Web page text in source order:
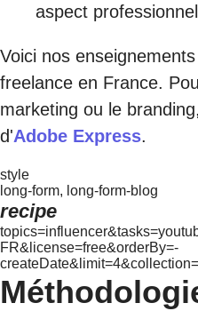
aspect
Voici nos
freelance en France.
marketing ou le
d'Adobe Express.
style
long-form, long-form-blog
recipe
FR&license=free&orderBy=-